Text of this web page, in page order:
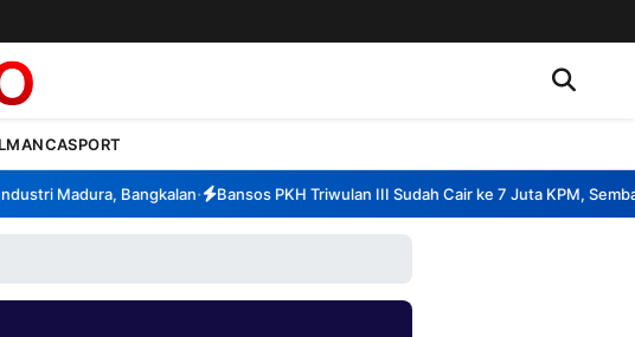
MANCASPORT
Madura, Bangkalan• Bansos PKH Triwulan III Sudah Cair ke 7 Juta KPM, Sembako